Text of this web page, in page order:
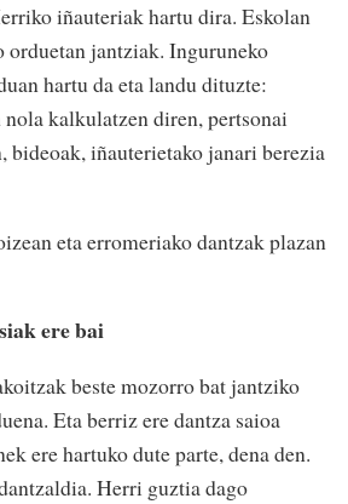
iñauteriak hartu dira. Eskolan
orduetan jantziak. Inguruneko
hartu da eta landu dituzte:
kalkulatzen diren, pertsonai
bideoak, iñauterietako janari berezia
eta erromeriako dantzak plazan
ere bai
beste mozorro bat jantziko
Eta berriz ere dantza saioa
ere hartuko dute parte, dena den.
Herri guztia dago